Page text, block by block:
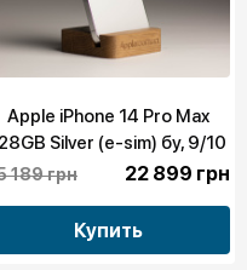
Apple iPhone 14 Pro Max
Silver (e-sim) бу, 9/10
189 грн 22 899 грн
Купить